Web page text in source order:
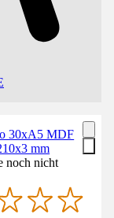
30xA5 MDF
mm
noch nicht